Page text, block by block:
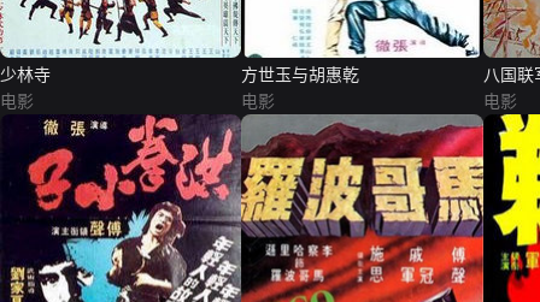
少林寺
电影
方世玉与胡惠乾
电影
八国联
电影